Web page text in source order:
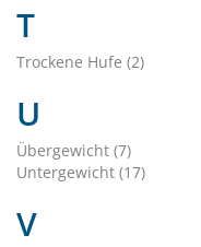
T
Trockene Hufe (2)
U
Übergewicht (7)
Untergewicht (17)
V